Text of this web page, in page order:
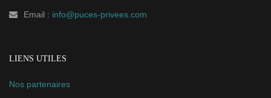
Email : info@puces-privees.com
LIENS UTILES
Nos partenaires